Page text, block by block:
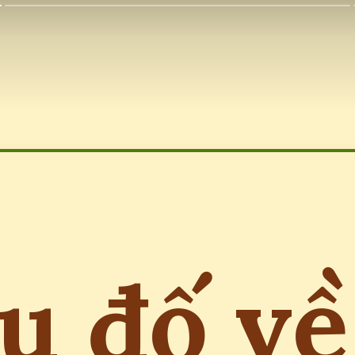
đố